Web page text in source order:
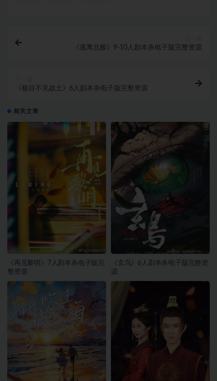
《逃离北极》9-10人剧本杀电子版完整资源
《极目不见故土》6人剧本杀电子版完整资源
相关文章
《再见黎明》7人剧本杀电子版完
整资源
《玄鸟》6人剧本杀电子版完整资
源